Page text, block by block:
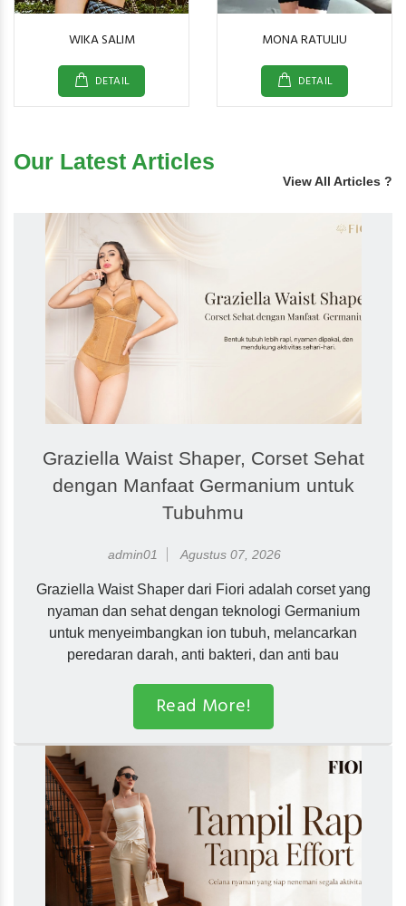
WIKA SALIM
DETAIL
MONA RATULIU
DETAIL
Our Latest Articles
View All Articles ?
Graziella Waist Shaper, Corset Sehat
dengan Manfaat Germanium untuk
Tubuhmu
admin01 Agustus 07, 2026
Graziella Waist Shaper dari Fiori adalah corset yang
nyaman dan sehat dengan teknologi Germanium
untuk menyeimbangkan ion tubuh, melancarkan
peredaran darah, anti bakteri, dan anti bau
Read More!